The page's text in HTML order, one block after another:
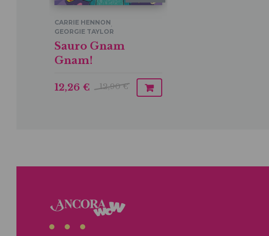
CARRIE HENNON,
GEORGIE TAYLOR
Sauro Gnam
Gnam!
12,90 €
12,26 €